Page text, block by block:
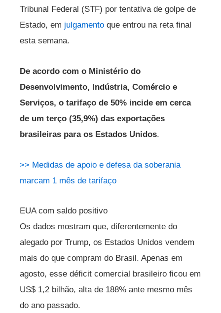
Tribunal Federal (STF) por tentativa de golpe de
Estado, em julgamento que entrou na reta final
esta semana.
De acordo com o Ministério do
Desenvolvimento, Indústria, Comércio e
Serviços, o tarifaço de 50% incide em cerca
de um terço (35,9%) das exportações
brasileiras para os Estados Unidos.
>> Medidas de apoio e defesa da soberania
marcam 1 mês de tarifaço
EUA com saldo positivo
Os dados mostram que, diferentemente do
alegado por Trump, os Estados Unidos vendem
mais do que compram do Brasil. Apenas em
agosto, esse déficit comercial brasileiro ficou em
US$ 1,2 bilhão, alta de 188% ante mesmo mês
do ano passado.